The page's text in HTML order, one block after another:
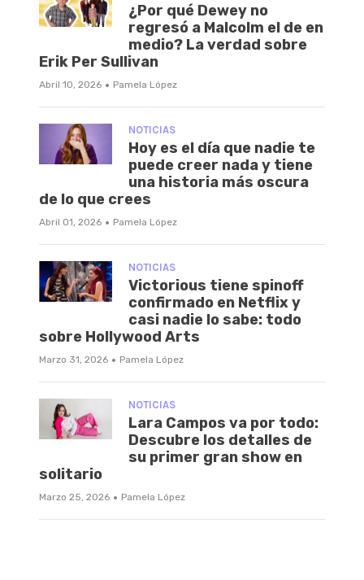
¿Por qué Dewey no
regresó a Malcolm el de en
medio? La verdad sobre
Erik Per Sullivan
Abril 10, 2026 · Pamela López
NOTICIAS
Hoy es el día que nadie te
puede creer nada y tiene
una historia más oscura
de lo que crees
Abril 01, 2026 · Pamela López
NOTICIAS
Victorious tiene spinoff
confirmado en Netflix y
casi nadie lo sabe: todo
sobre Hollywood Arts
Marzo 31, 2026 · Pamela López
NOTICIAS
Lara Campos va por todo:
Descubre los detalles de
su primer gran show en
solitario
Marzo 25, 2026 · Pamela López